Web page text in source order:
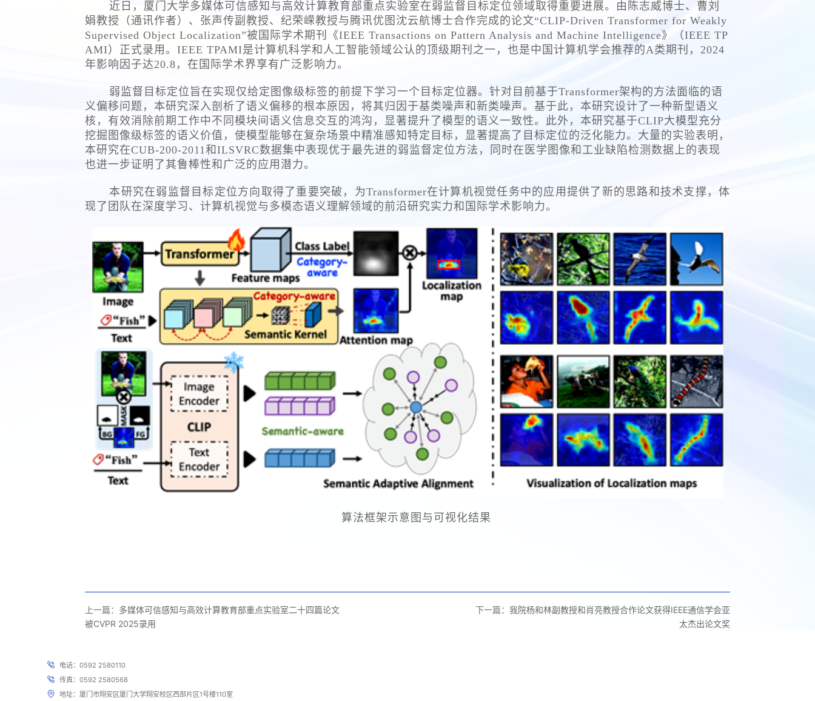
近日，厦门大学多媒体可信感知与高效计算教育部重点实验室在弱监督目标定位领域取得重要进展。由陈志威博士、曹刘
娟教授（通讯作者）、张声传副教授、纪荣嵘教授与腾讯优图沈云航博士合作完成的论文“CLIP-Driven Transformer for Weakly
Supervised Object Localization”被国际学术期刊《IEEE Transactions on Pattern Analysis and Machine Intelligence》（IEEE TP
AMI）正式录用。IEEE TPAMI是计算机科学和人工智能领域公认的顶级期刊之一，也是中国计算机学会推荐的A类期刊，2024
年影响因子达20.8，在国际学术界享有广泛影响力。
弱监督目标定位旨在实现仅给定图像级标签的前提下学习一个目标定位器。针对目前基于Transformer架构的方法面临的语
义偏移问题，本研究深入剖析了语义偏移的根本原因，将其归因于基类噪声和新类噪声。基于此，本研究设计了一种新型语义
核，有效消除前期工作中不同模块间语义信息交互的鸿沟，显著提升了模型的语义一致性。此外，本研究基于CLIP大模型充分
挖掘图像级标签的语义价值，使模型能够在复杂场景中精准感知特定目标，显著提高了目标定位的泛化能力。大量的实验表明，
本研究在CUB-200-2011和ILSVRC数据集中表现优于最先进的弱监督定位方法，同时在医学图像和工业缺陷检测数据上的表现
也进一步证明了其鲁棒性和广泛的应用潜力。
本研究在弱监督目标定位方向取得了重要突破，为Transformer在计算机视觉任务中的应用提供了新的思路和技术支撑，体
现了团队在深度学习、计算机视觉与多模态语义理解领域的前沿研究实力和国际学术影响力。
算法框架示意图与可视化结果
上一篇： 多媒体可信感知与高效计算教育部重点实验室二十四篇论文
被CVPR 2025录用
下一篇： 我院杨和林副教授和肖亮教授合作论文获得IEEE通信学会亚
太杰出论文奖
电话：0592 2580110
传真：0592 2580568
地址：厦门市翔安区厦门大学翔安校区西部片区1号楼110室